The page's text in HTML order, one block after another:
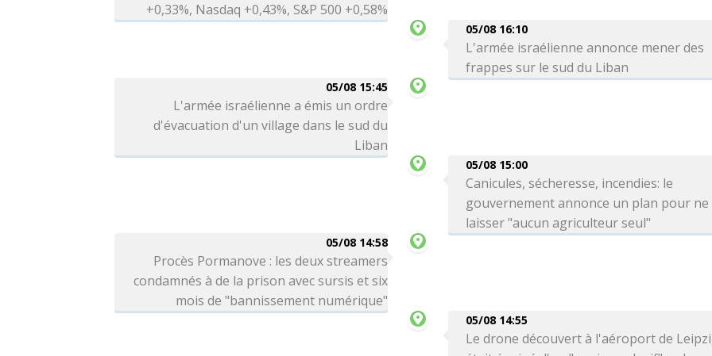
+0,33%, Nasdaq +0,43%, S&P 500 +0,58%
05/08 16:10
L'armée israélienne annonce mener des
frappes sur le sud du Liban
05/08 15:45
L'armée israélienne a émis un ordre
d'évacuation d'un village dans le sud du
Liban
05/08 15:00
Canicules, sécheresse, incendies: le
gouvernement annonce un plan pour ne
laisser "aucun agriculteur seul"
05/08 14:58
Procès Pormanove : les deux streamers
condamnés à de la prison avec sursis et six
mois de "bannissement numérique"
05/08 14:55
Le drone découvert à l'aéroport de